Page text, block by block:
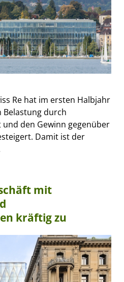
Re hat im ersten Halbjahr
Belastung durch
den Gewinn gegenüber
Damit ist der
mit
kräftig zu